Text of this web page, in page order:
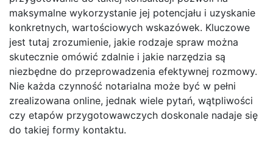
maksymalne wykorzystanie jej potencjału i uzyskanie
konkretnych, wartościowych wskazówek. Kluczowe
jest tutaj zrozumienie, jakie rodzaje spraw można
skutecznie omówić zdalnie i jakie narzędzia są
niezbędne do przeprowadzenia efektywnej rozmowy.
Nie każda czynność notarialna może być w pełni
zrealizowana online, jednak wiele pytań, wątpliwości
czy etapów przygotowawczych doskonale nadaje się
do takiej formy kontaktu.